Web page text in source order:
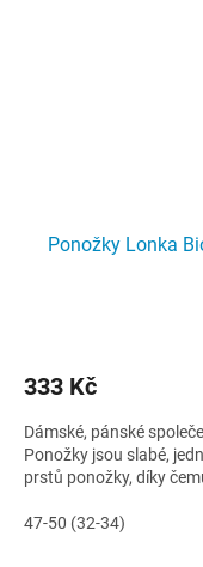
Ponožky Lonka
333 Kč
Dámské, pánské
Ponožky jsou slabé,
prstů ponožky, díky
47-50 (32-34)